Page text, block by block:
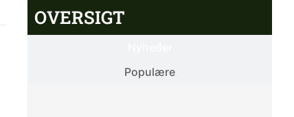
OVERSIGT
Populære